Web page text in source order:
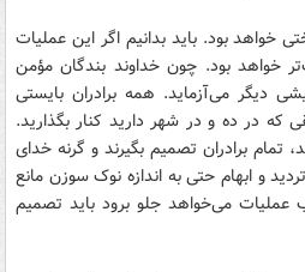
خواهد بود. باید بدانیم اگر این عملیات
خواهد بود. چون خداوند بندگان مؤمن
دیگر می‌آزماید. همه برادران بایستی
که در ده و در شهر دارید کنار بگذارید.
تمام برادران تصمیم بگیرند و گرنه خدای
و ابهام حتی به اندازه نوک سوزن مانع
می‌خواهد جلو برود باید تصمیم